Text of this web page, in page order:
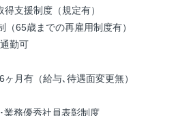
得支援制度（規定有）
（65歳までの再雇用制度有）
勤可
月有（給与､待遇面変更無）
務優秀社員表彰制度